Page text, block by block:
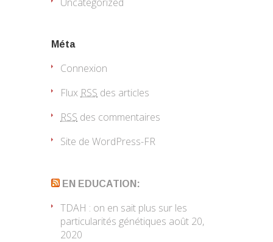
Méta
Connexion
Flux RSS des articles
RSS des commentaires
Site de WordPress-FR
EN EDUCATION:
TDAH : on en sait plus sur les
particularités génétiques août 20,
2020